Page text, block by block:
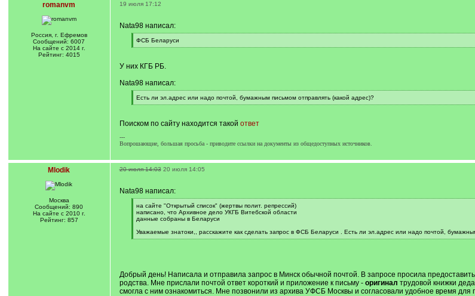
romanvm
Россия, г. Ефремов
Сообщений: 6007
На сайте с 2014 г.
Рейтинг: 4015
19 июля 17:12
Nata98 написал:
[
q
ФСБ Беларуси
[
]
У них КГБ РБ.
Nata98 написал:
[
q
Есть ли эл.адрес или надо почтой, бумажным письмом отправлять (какой адрес)?
[
]
Поиском по сайту находится такой ответ
---
Вопрошающие, большая просьба - приводите ссылки на документы из общедоступных источников.
Mlodik
Москва
Сообщений: 890
На сайте с 2010 г.
Рейтинг: 857
20 июля 14:03 20 июля 14:05
Nata98 написал:
[
q
]
на сайте "Открытый список" (жертвы полит. репрессий)
написано, что Архивное дело УКГБ Витебской области
данные собраны в Беларуси
Уважаемые знатоки,, расскажите как сделать запрос в ФСБ Беларуси . Есть ли эл.адрес или надо почтой,
[
Добрый день! Написала и отправила запрос в Минск обычной почтой. В запросе просила
родства. Мне прислали почтой ответ короткий и приложение к письму - оригинал трудовой книжки
смогла с ним ознакомиться. Мне позвонили из архива УФСБ Москвы и согласовали удобное время для